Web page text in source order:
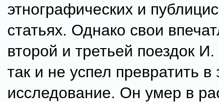
этнографических и
статьях. Однако свои
второй и третьей поездок
так и не успел превратить в
исследование. Он умер в